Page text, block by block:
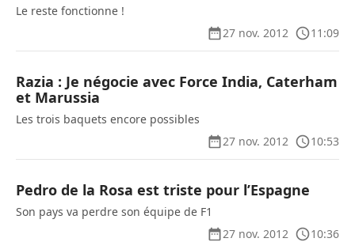
Le reste fonctionne !
27 nov. 2012
11:09
Razia : Je négocie avec Force India, Caterham
et Marussia
Les trois baquets encore possibles
27 nov. 2012
10:53
Pedro de la Rosa est triste pour l’Espagne
Son pays va perdre son équipe de F1
27 nov. 2012
10:36